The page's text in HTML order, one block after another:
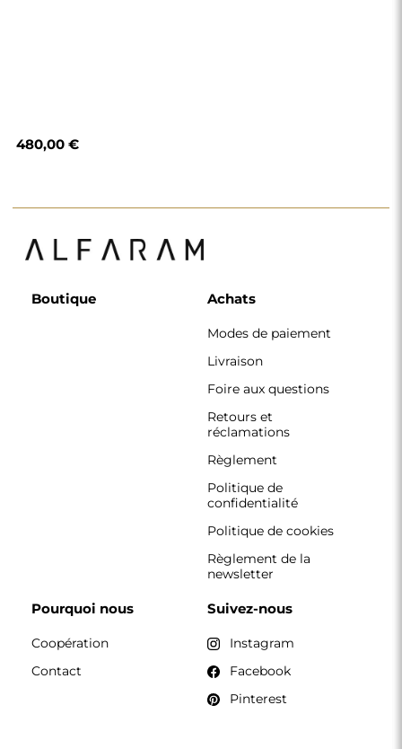
480,00 €
Boutique Achats
Modes de paiement
Livraison
Foire aux questions
Retours et
réclamations
Règlement
Politique de
confidentialité
Politique de cookies
Règlement de la
newsletter
Pourquoi nous
Coopération
Contact
Suivez-nous
Instagram
Facebook
Pinterest